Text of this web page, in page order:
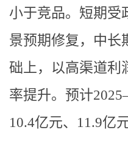
小于竞品。短期受
景预期修复，中长
础上，以高渠道利
率提升。预计
10.4亿元、11.9亿